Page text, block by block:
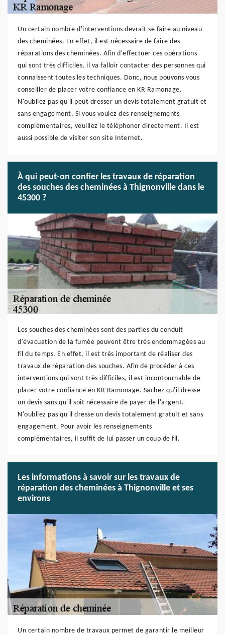
Un certain nombre d'interventions devrait se faire au niveau
des cheminées. En effet, il est nécessaire de faire des
réparations des cheminées. Afin d'effectuer ces opérations
qui sont très difficiles, il va falloir contacter des personnes qui
connaissent toutes les techniques. Donc, nous pouvons vous
conseiller de placer votre confiance en KR Ramonage.
N'oubliez pas qu'il peut dresser un devis totalement gratuit et
sans engagement. Si vous voulez des renseignements
complémentaires, veuillez le téléphoner directement. Il est
aussi possible de visiter son site Internet.
À qui peut-on confier les travaux de réparation
des souches des cheminées à Thignonville dans le
45300 ?
Les souches des cheminées sont des parties du conduit
d'évacuation de la fumée peuvent être très endommagées au
fil du temps. En effet, il est très important de réaliser des
travaux de réparation des souches. Afin de procéder à ces
interventions qui sont très difficiles, il est incontournable de
placer votre confiance en KR Ramonage. Sachez qu'il dresse
un devis sans qu'il soit nécessaire de payer de l'argent.
N'oubliez pas qu'il dresse un devis totalement gratuit et sans
engagement. Pour avoir les renseignements
complémentaires, il suffit de lui passer un coup de fil.
Les informations à savoir sur les travaux de
réparation des cheminées à Thignonville et ses
environs
Un certain nombre de travaux permet de garantir le meilleur